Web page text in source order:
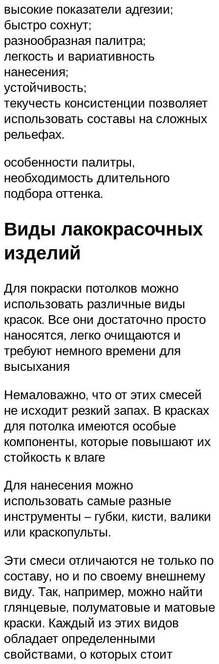
высокие показатели адгезии;
быстро сохнут;
разнообразная палитра;
легкость и вариативность
нанесения;
устойчивость;
текучесть консистенции позволяет
использовать составы на сложных
рельефах.
особенности палитры,
необходимость длительного
подбора оттенка.
Виды лакокрасочных
изделий
Для покраски потолков можно
использовать различные виды
красок. Все они достаточно просто
наносятся, легко очищаются и
требуют немного времени для
высыхания
Немаловажно, что от этих смесей
не исходит резкий запах. В красках
для потолка имеются особые
компоненты, которые повышают их
стойкость к влаге
Для нанесения можно
использовать самые разные
инструменты – губки, кисти, валики
или краскопульты.
Эти смеси отличаются не только по
составу, но и по своему внешнему
виду. Так, например, можно найти
глянцевые, полуматовые и матовые
краски. Каждый из этих видов
обладает определенными
свойствами, о которых стоит